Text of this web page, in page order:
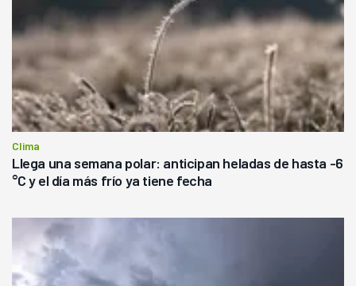
Clima
Llega una semana polar: anticipan heladas de hasta -6
°C y el día más frío ya tiene fecha